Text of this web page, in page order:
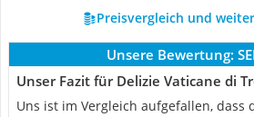
Preisvergleich und
Unsere Bewertung:
Unser Fazit für Delizie Vaticane di
Uns ist im Vergleich aufgefallen, dass